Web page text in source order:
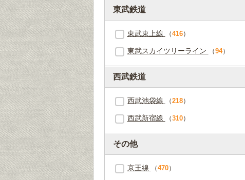
東武鉄道
東武東上線 （416）
東武スカイツリーライン （94）
西武鉄道
西武池袋線 （218）
西武新宿線 （310）
その他
京王線 （470）